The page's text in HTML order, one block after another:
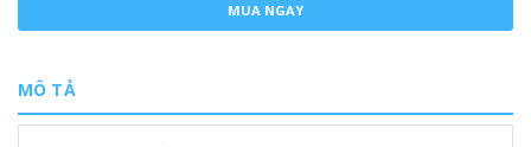
MUA NGAY
MÔ TẢ